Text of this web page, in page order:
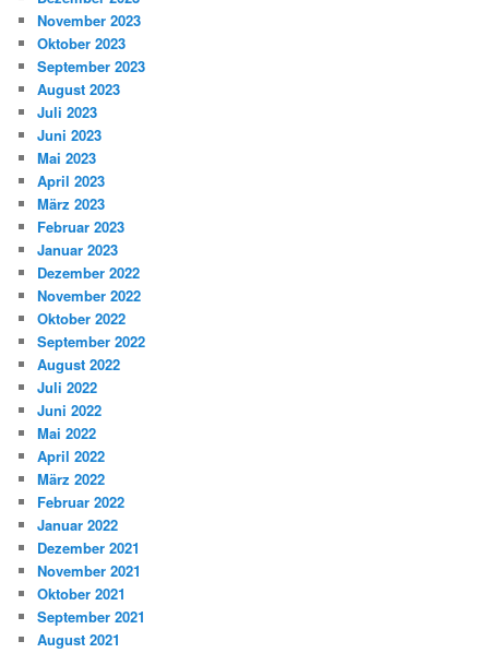
November 2023
Oktober 2023
September 2023
August 2023
Juli 2023
Juni 2023
Mai 2023
April 2023
März 2023
Februar 2023
Januar 2023
Dezember 2022
November 2022
Oktober 2022
September 2022
August 2022
Juli 2022
Juni 2022
Mai 2022
April 2022
März 2022
Februar 2022
Januar 2022
Dezember 2021
November 2021
Oktober 2021
September 2021
August 2021